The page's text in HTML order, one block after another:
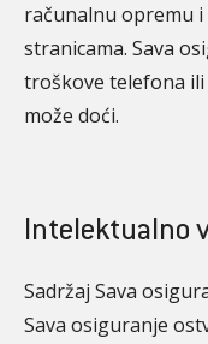
računalnu opremu
stranicama. Sava
troškove telefona
može doći.
Intelektualno
Sadržaj Sava
Sava osiguranje